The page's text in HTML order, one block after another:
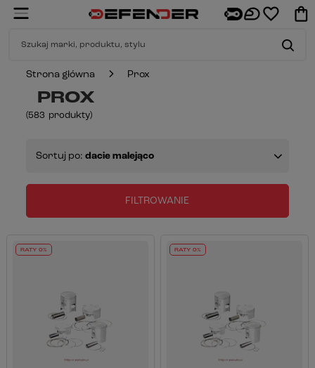
Strona główna Prox
PROX
(583 produkty)
Sortuj po: dacie malejąco
FILTROWANIE
RATY 0% RATY 0%